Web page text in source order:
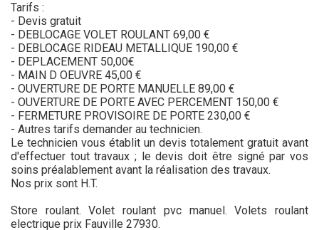
Tarifs :
- Devis gratuit
- DEBLOCAGE VOLET ROULANT 69,00 €
- DEBLOCAGE RIDEAU METALLIQUE 190,00 €
- DEPLACEMENT 50,00€
- MAIN D OEUVRE 45,00 €
- OUVERTURE DE PORTE MANUELLE 89,00 €
- OUVERTURE DE PORTE AVEC PERCEMENT 150,00 €
- FERMETURE PROVISOIRE DE PORTE 230,00 €
- Autres tarifs demander au technicien.
Le technicien vous établit un devis totalement gratuit avant
d'effectuer tout travaux ; le devis doit être signé par vos
soins préalablement avant la réalisation des travaux.
Nos prix sont H.T.
Store roulant. Volet roulant pvc manuel. Volets roulant
electrique prix Fauville 27930.